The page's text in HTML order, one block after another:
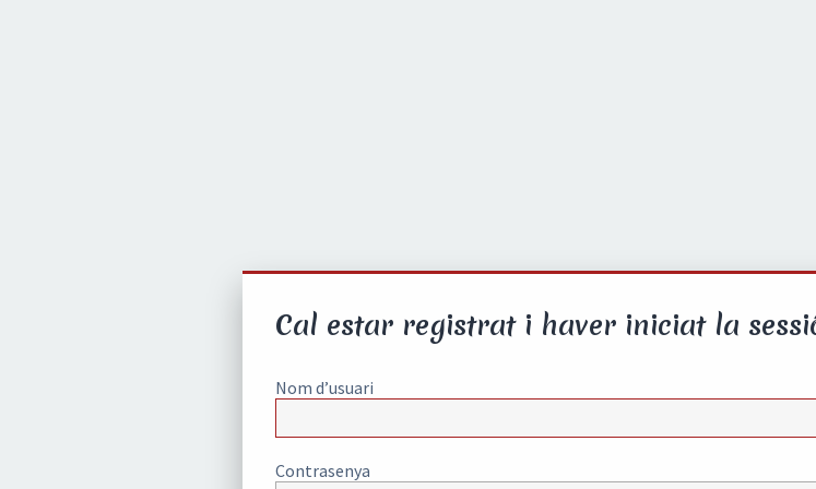
Cal estar registrat i haver iniciat la
Nom d’usuari
Contrasenya